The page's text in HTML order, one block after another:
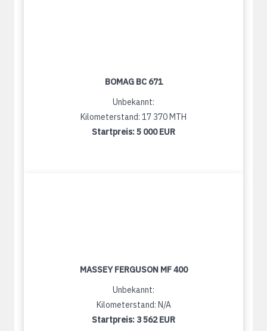
BOMAG BC 671
Unbekannt:
Kilometerstand: 17 370 MTH
Startpreis:5 000 EUR
MASSEY FERGUSON MF 400
Unbekannt:
Kilometerstand: N/A
Startpreis: 3 562 EUR